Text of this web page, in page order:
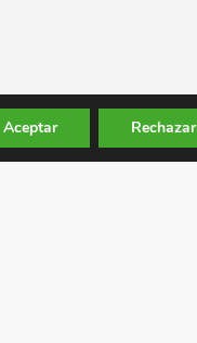
Aceptar Rechazar